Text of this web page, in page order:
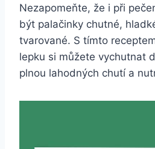
Nezapomeňte, že i při
být palačinky chutné,
tvarované. S tímto
lepku si můžete vychutnat
plnou lahodných chutí a